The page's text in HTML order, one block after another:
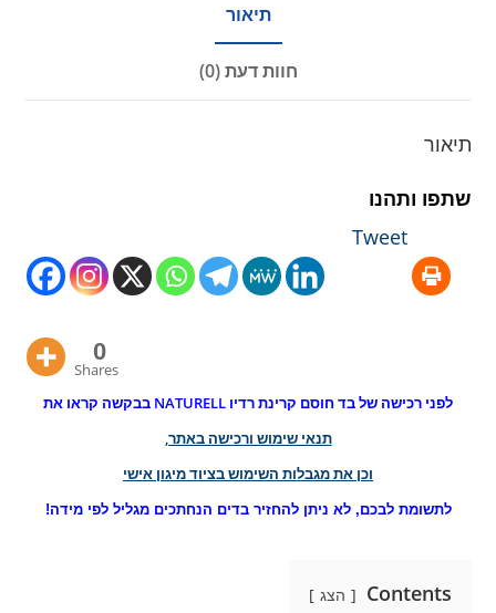
תיאור
חוות דעת (0)
תיאור
שתפו ותהנו
Tweet
0
Shares
לפני רכישה של בד חוסם קרינת רדיו NATURELL בבקשה קראו את
תנאי שימוש ורכישה באתר,
וכן את מגבלות השימוש בציוד מיגון אישי
לתשומת לבכם, לא ניתן להחזיר בדים הנחתכים מגליל לפי מידה!
Contents הצג